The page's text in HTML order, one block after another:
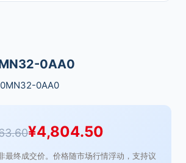
0AA0
0AA0
¥4,804.50
最终成交价。价格随市场行情浮动，支持议